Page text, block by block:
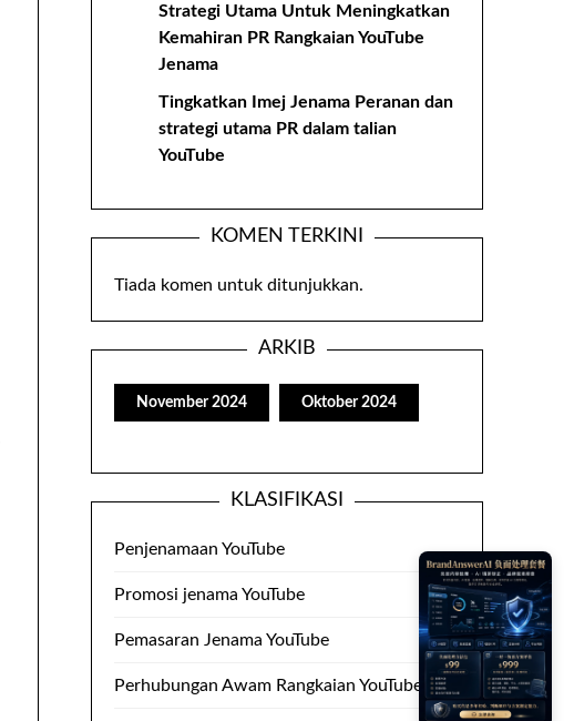
Strategi Utama Untuk Meningkatkan
Kemahiran PR Rangkaian YouTube
Jenama
Tingkatkan Imej Jenama Peranan dan
strategi utama PR dalam talian
YouTube
KOMEN TERKINI
Tiada komen untuk ditunjukkan.
ARKIB
November 2024 Oktober 2024
KLASIFIKASI
Penjenamaan YouTube
Promosi jenama YouTube
Pemasaran Jenama YouTube
Perhubungan Awam Rangkaian YouTube